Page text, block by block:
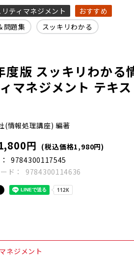
ティマネジメント
おすすめ
問題集
スッキリわかる
版 スッキリわかる
マネジメント テキ
(情報処理講座) 編著
円 (税込価格1,980円)
9784300117545
ド
9784300114636
ネジメント